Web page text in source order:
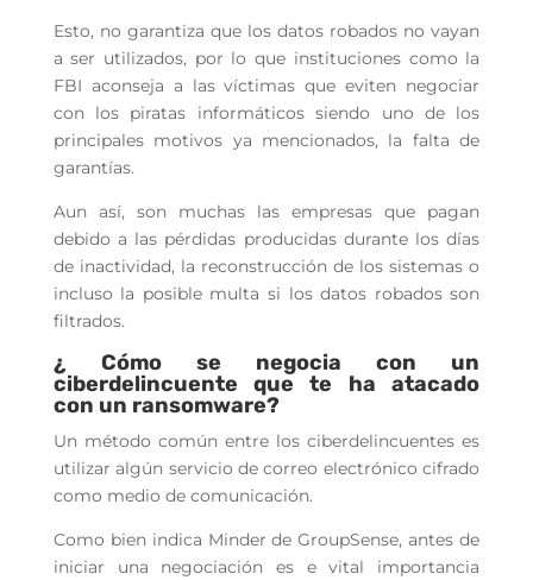
Esto, no garantiza que los datos robados no vayan
a ser utilizados, por lo que instituciones como la
FBI aconseja a las víctimas que eviten negociar
con los piratas informáticos siendo uno de los
principales motivos ya mencionados, la falta de
garantías.
Aun así, son muchas las empresas que pagan
debido a las pérdidas producidas durante los días
de inactividad, la reconstrucción de los sistemas o
incluso la posible multa si los datos robados son
filtrados.
¿ Cómo se negocia con un
ciberdelincuente que te ha atacado
con un ransomware?
Un método común entre los ciberdelincuentes es
utilizar algún servicio de correo electrónico cifrado
como medio de comunicación.
Como bien indica Minder de GroupSense, antes de
iniciar una negociación es e vital importancia